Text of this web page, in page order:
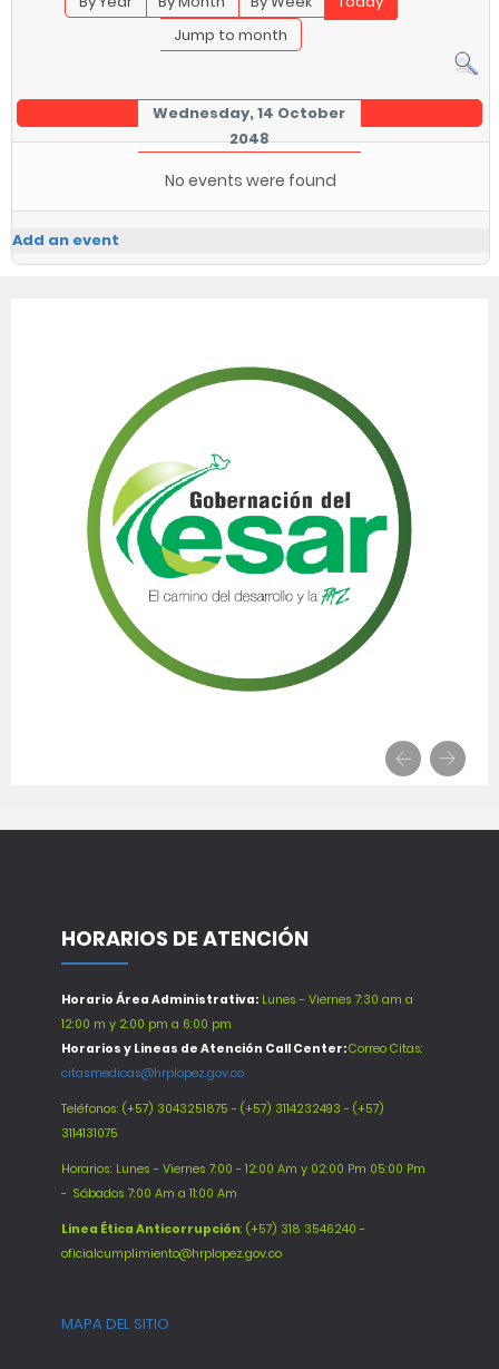
Jump to month
Wednesday, 14 October
2048
No events were found
Add an event
HORARIOS DE ATENCIÓN
Horario Área Administrativa: Lunes - Viernes 7:30 am a
12:00 m y 2:00 pm a 6:00 pm
Horarios y Lineas de Atención Call Center:Correo Citas:
citasmedicas@hrplopez.gov.co
Teléfonos: (+57) 3043251875 - (+57) 3114232493 - (+57)
3114131075
Horarios: Lunes - Viernes 7:00 - 12:00 Am y 02:00 Pm 05:00 Pm
- Sábados 7:00 Am a 11:00 Am
Línea Ética Anticorrupción: (+57) 318 3546240 -
oficialcumplimiento@hrplopez.gov.co
MAPA DEL SITIO